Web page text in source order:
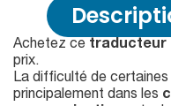
Achetez ce traducteur
prix.
La difficulté de
principalement dans les